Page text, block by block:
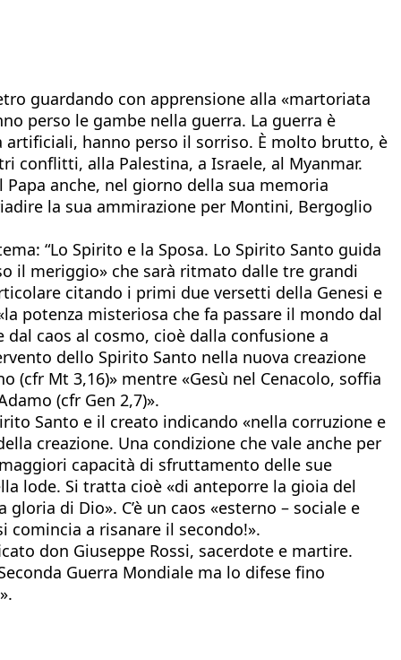
guardando con apprensione alla «martoriata
perso le gambe nella guerra. La guerra è
artificiali, hanno perso il sorriso. È molto brutto, è
conflitti, alla Palestina, a Israele, al Myanmar.
anche, nel giorno della sua memoria
la sua ammirazione per Montini, Bergoglio
“Lo Spirito e la Sposa. Lo Spirito Santo guida
il meriggio» che sarà ritmato dalle tre grandi
citando i primi due versetti della Genesi e
potenza misteriosa che fa passare il mondo dal
caos al cosmo, cioè dalla confusione a
dello Spirito Santo nella nuova creazione
(cfr Mt 3,16)» mentre «Gesù nel Cenacolo, soffia
(cfr Gen 2,7)».
Santo e il creato indicando «nella corruzione e
creazione. Una condizione che vale anche per
capacità di sfruttamento delle sue
lode. Si tratta cioè «di anteporre la gioia del
di Dio». C’è un caos «esterno – sociale e
comincia a risanare il secondo!».
don Giuseppe Rossi, sacerdote e martire.
Guerra Mondiale ma lo difese fino